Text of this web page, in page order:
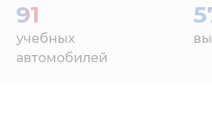
91
учебных
автомобилей